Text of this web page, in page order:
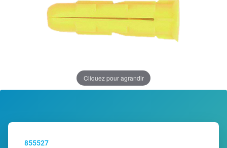
Cliquez pour agrandir
855527